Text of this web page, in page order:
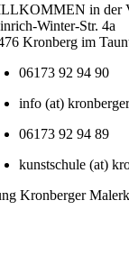
in der
Winter-Str. 4a
Kronberg im
06173 92 94 90
info (at)
06173 92 94 89
kunstschule (at)
Kronberger